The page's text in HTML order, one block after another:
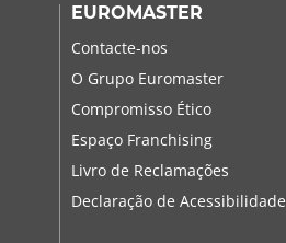
EUROMASTER
Contacte-nos
O Grupo Euromaster
Compromisso Ético
Espaço Franchising
Livro de Reclamações
Declaração de Acessibilidade